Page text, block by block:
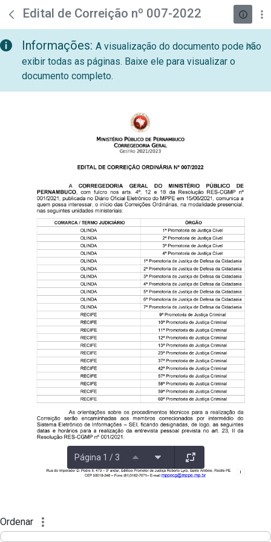
Pular para o Conteúdo principal
teste descricao
Edital de Correição nº 007-2022
Informações: A visualização do documento pode não
exibir todas as páginas. Baixe ele para visualizar o
documento completo.
Página 1 / 3
Ordenar